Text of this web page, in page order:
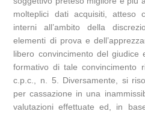
molteplici dati acquisiti, atteso
interni all’ambito della
elementi di prova e
libero convincimento del giudice
formativo di tale convincimento
c.p.c., n. 5. Diversamente, si
per cassazione in una
valutazioni effettuate ed, in